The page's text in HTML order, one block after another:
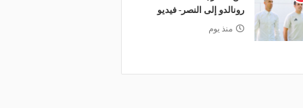
رونالدو إلى النصر- فيديو
منذ يوم